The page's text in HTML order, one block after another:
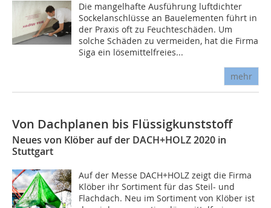
Die mangelhafte Ausführung luftdichter
Sockelanschlüsse an Bauelementen führt in
der Praxis oft zu Feuchteschäden. Um
solche Schäden zu vermeiden, hat die Firma
Siga ein lösemittelfreies...
mehr
Von Dachplanen bis Flüssigkunststoff
Neues von Klöber auf der DACH+HOLZ 2020 in
Stuttgart
Auf der Messe DACH+HOLZ zeigt die Firma
Klöber ihr Sortiment für das Steil- und
Flachdach. Neu im Sortiment von Klöber ist